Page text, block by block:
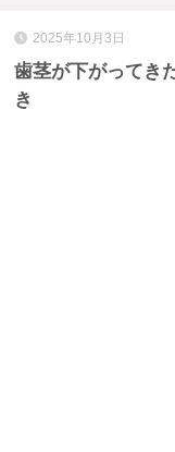
2025年10月3日
歯茎が下がってき
き